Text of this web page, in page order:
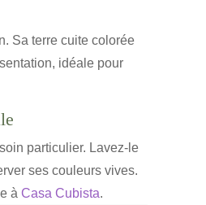
Sa terre cuite colorée
idéale pour
particulier. Lavez-le
ses couleurs vives.
à Casa Cubista.